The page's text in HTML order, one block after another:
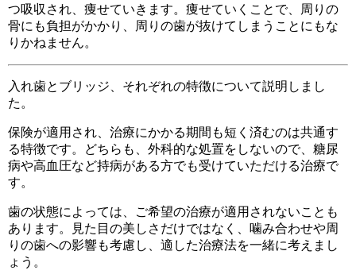
つ吸収され、痩せていきます。痩せていくことで、周りの
骨にも負担がかかり、周りの歯が抜けてしまうことにもな
りかねません。
入れ歯とブリッジ、それぞれの特徴について説明しまし
た。
保険が適用され、治療にかかる期間も短く済むのは共通す
る特徴です。どちらも、外科的な処置をしないので、糖尿
病や高血圧など持病がある方でも受けていただける治療で
す。
歯の状態によっては、ご希望の治療が適用されないことも
あります。見た目の美しさだけではなく、噛み合わせや周
りの歯への影響も考慮し、適した治療法を一緒に考えまし
ょう。